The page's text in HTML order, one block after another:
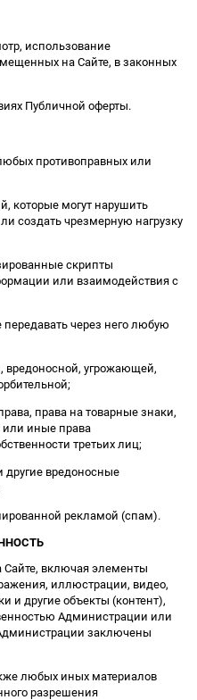
использование
на Сайте, в законных
Публичной оферты.
противоправных или
которые могут нарушить
создать чрезмерную нагрузку
скрипты
или взаимодействия с
через него любую
вредоносной, угрожающей,
права на товарные знаки,
или иные права
третьих лиц;
вредоносные
рекламой (спам).
включая элементы
иллюстрации, видео,
и другие объекты (контент),
Администрации или
заключены
любых иных материалов
разрешения